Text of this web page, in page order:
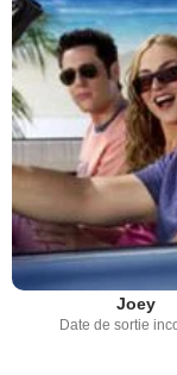
Joey
Date de sortie